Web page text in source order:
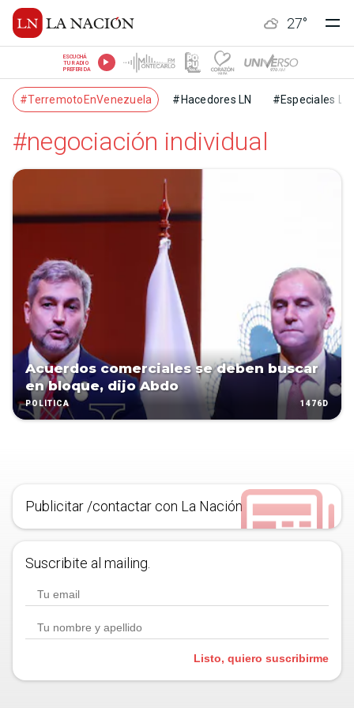
27°
ESCUCHÁ
TU RADIO
PREFERIDA
#TerremotoEnVenezuela #Hacedores LN #Especiales LN
#negociación individual
Acuerdos comerciales se deben buscar
en bloque, dijo Abdo
POLÍTICA 1476D
Publicitar /contactar con La Nación
Suscribite al mailing.
Listo, quiero suscribirme